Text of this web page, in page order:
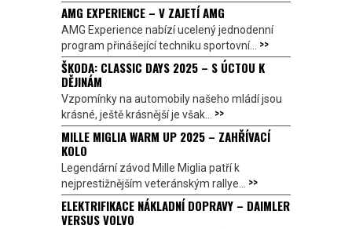
AMG EXPERIENCE – V ZAJETÍ AMG
AMG Experience nabízí ucelený jednodenní
program přinášející techniku sportovní... >>
ŠKODA: CLASSIC DAYS 2025 – S ÚCTOU K
DĚJINÁM
Vzpomínky na automobily našeho mládí jsou
krásné, ještě krásnější je však... >>
MILLE MIGLIA WARM UP 2025 – ZAHŘÍVACÍ
KOLO
Legendární závod Mille Miglia patří k
nejprestižnějším veteránským rallye... >>
ELEKTRIFIKACE NÁKLADNÍ DOPRAVY – DAIMLER
VERSUS VOLVO